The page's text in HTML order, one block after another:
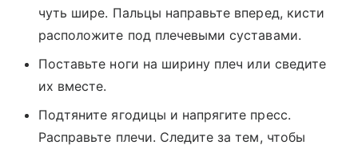
чуть шире. Пальцы направьте вперед, кисти
расположите под плечевыми суставами.
Поставьте ноги на ширину плеч или сведите
их вместе.
Подтяните ягодицы и напрягите пресс.
Расправьте плечи. Следите за тем, чтобы